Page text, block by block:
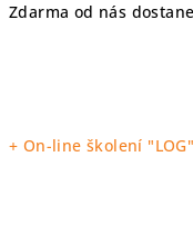
Zdarma od nás
+ On-line školení "LOG"